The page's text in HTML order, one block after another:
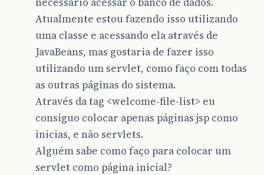
Atualmente estou fazendo isso utilizando
uma classe e acessando ela através de
JavaBeans, mas gostaria de fazer isso
utilizando um servlet, como faço com todas
as outras páginas do sistema.
Através da tag <welcome-file-list> eu
consiguo colocar apenas páginas jsp como
inicias, e não servlets.
Alguém sabe como faço para colocar um
servlet como página inicial?